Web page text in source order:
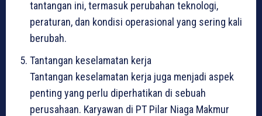
tantangan ini, termasuk perubahan teknologi,
peraturan, dan kondisi operasional yang sering kali
berubah.
Tantangan keselamatan kerja
Tantangan keselamatan kerja juga menjadi aspek
penting yang perlu diperhatikan di sebuah
perusahaan. Karyawan di PT Pilar Niaga Makmur